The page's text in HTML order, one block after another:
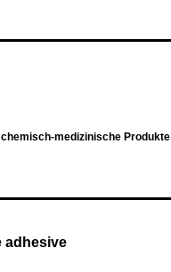
medizinische Produkte
adhesive